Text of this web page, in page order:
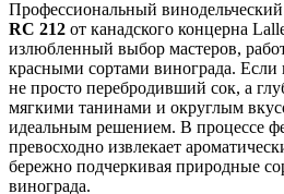
Профессиональный
RC 212 от канадского концерна
излюбленный выбор мастеров,
красными сортами винограда. Если
не просто перебродивший сок, а
мягкими танинами и округлым
идеальным решением. В процессе
превосходно извлекает
бережно подчеркивая природные
винограда.